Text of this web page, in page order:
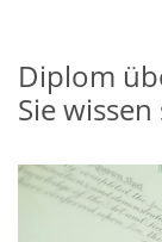
Diplom
Sie